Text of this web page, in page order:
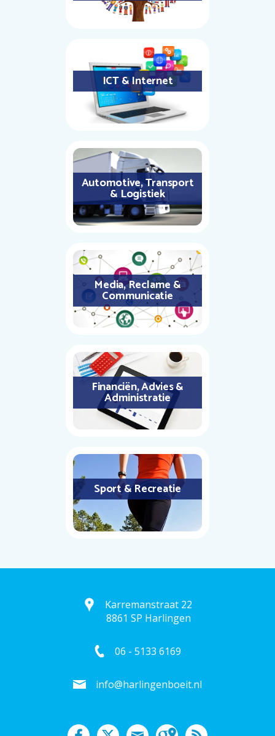
ICT & Internet
Automotive, Transport
& Logistiek
Media, Reclame &
Communicatie
Financiën, Advies &
Administratie
Sport & Recreatie
Karremanstraat 22
8861 SP Harlingen
06 - 5133 6169
info@harlingenboeit.nl